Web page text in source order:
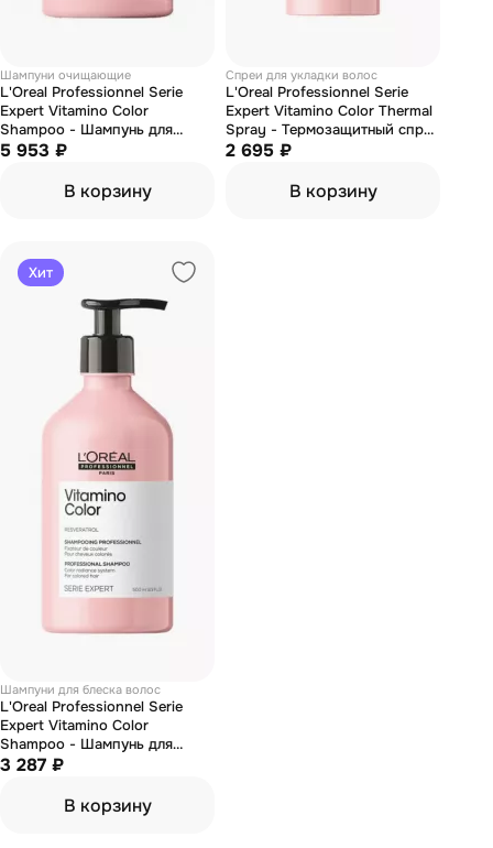
Шампуни очищающие
L'Oreal Professionnel Serie
Expert Vitamino Color
Shampoo - Шампунь для
окрашенных волос 1500 мл
5 953 ₽
В корзину
Спреи для укладки волос
L'Oreal Professionnel Serie
Expert Vitamino Color Thermal
Spray - Термозащитный спрей
для окрашенных волос 190 мл
2 695 ₽
В корзину
Хит
Шампуни для блеска волос
L'Oreal Professionnel Serie
Expert Vitamino Color
Shampoo - Шампунь для
окрашенных волос 500 мл
3 287 ₽
В корзину